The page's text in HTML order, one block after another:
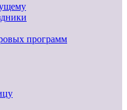
программ